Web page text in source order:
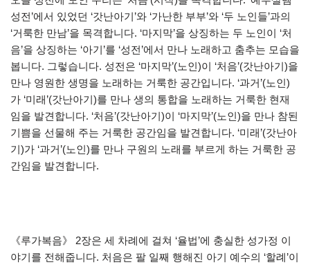
성전’에서 있었던 ‘갓난아기’와 ‘가난한 부부’와 ‘두 노인들’과의
‘거룩한 만남’을 목격합니다. ‘마지막’을 상징하는 두 노인이 ‘처
음’을 상징하는 ‘아기’를 ‘성전’에서 만나 노래하고 춤추는 모습을
봅니다. 그렇습니다. 성전은 ‘마지막’(노인)이 ‘처음’(갓난아기)을
만나 영원한 생명을 노래하는 거룩한 공간입니다. ‘과거’(노인)
가 ‘미래’(갓난아기)를 만나 생의 통합을 노래하는 거룩한 현재
임을 발견합니다. ‘처음’(갓난아기)이 ‘마지막’(노인)을 만나 참된
기쁨을 선물해 주는 거룩한 공간임을 발견합니다. ‘미래’(갓난아
기)가 ‘과거’(노인)를 만나 구원의 노래를 부르게 하는 거룩한 공
간임을 발견합니다.
《루가복음》 2장은 세 차례에 걸쳐 ‘율법’에 충실한 성가정 이
야기를 전해줍니다. 처음은 팔 일째 행해진 아기 예수의 ‘할례’이